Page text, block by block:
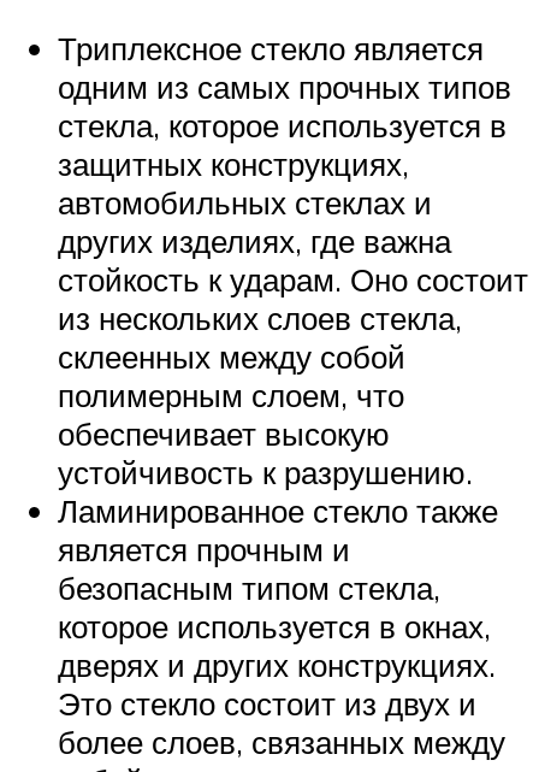
Триплексное стекло является
одним из самых прочных типов
стекла, которое используется в
защитных конструкциях,
автомобильных стеклах и
других изделиях, где важна
стойкость к ударам. Оно состоит
из нескольких слоев стекла,
склеенных между собой
полимерным слоем, что
обеспечивает высокую
устойчивость к разрушению.
Ламинированное стекло также
является прочным и
безопасным типом стекла,
которое используется в окнах,
дверях и других конструкциях.
Это стекло состоит из двух и
более слоев, связанных между